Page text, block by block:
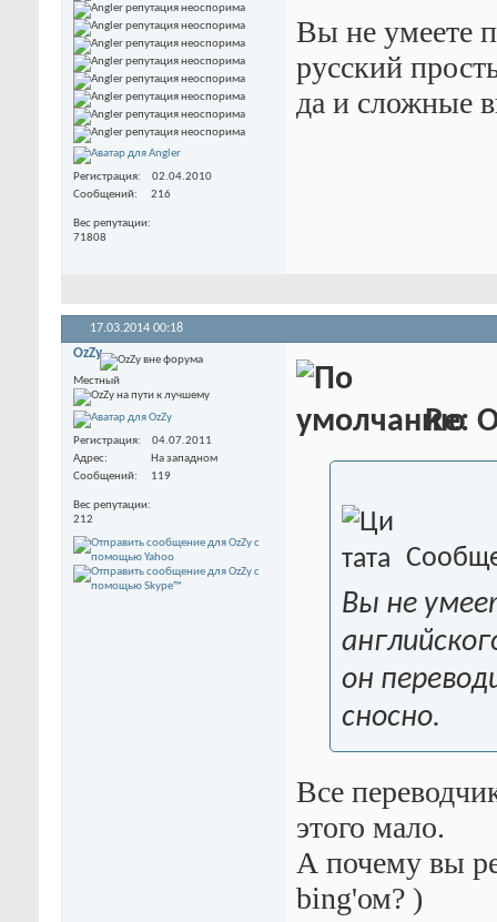
Регистрация
02.04.2010
Сообщений
216
Вес репутации
71808
Вы не умеете
русский
да и сложные
17.03.2014 00:18
OzZy
Местный
Регистрация
04.07.2011
Адрес
На западном
Сообщений
119
Вес репутации
212
Re:
Вы не
он
сносно.
Все
этого мало.
А почему вы
bing'ом? )